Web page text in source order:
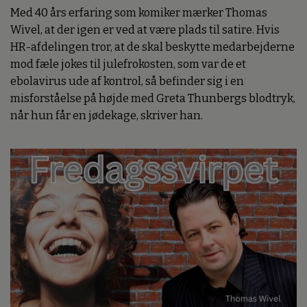
Med 40 års erfaring som komiker mærker Thomas
Wivel, at der igen er ved at være plads til satire. Hvis
HR-afdelingen tror, at de skal beskytte medarbejderne
mod fæle jokes til julefrokosten, som var de et
ebolavirus ude af kontrol, så befinder sig i en
misforståelse på højde med Greta Thunbergs blodtryk,
når hun får en jødekage, skriver han.